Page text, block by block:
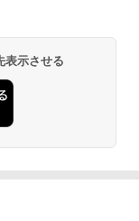
Monterey 12.
整備済み中古品】
VAパネル スピー
/大学書林/古川晴
ブラック
Milli, ATL Jacob
静岡県産 500ミリリ
(角川コミックス・
表示させる